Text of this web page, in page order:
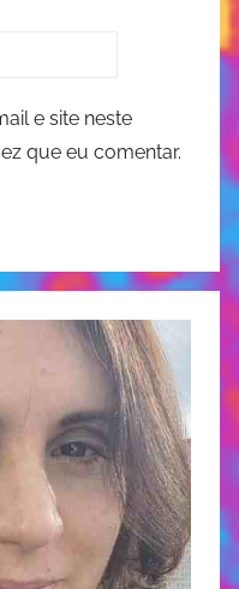
e site neste
que eu comentar.